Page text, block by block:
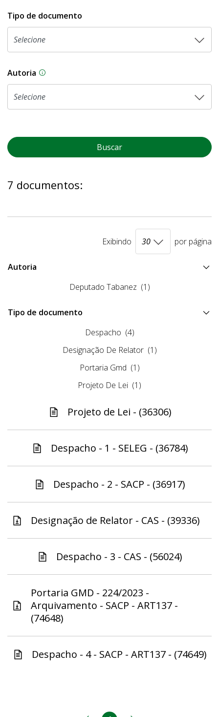
Tipo de documento
Autoria As proposições legislativas na CLDF podem
Buscar
7 documentos:
Exibindo por página
Autoria
Deputado Tabanez (1)
Tipo de documento
Despacho (4)
Designação De Relator (1)
Portaria Gmd (1)
Projeto De Lei (1)
Projeto de Lei - (36306)
Despacho - 1 - SELEG - (36784)
Despacho - 2 - SACP - (36917)
Designação de Relator - CAS - (39336)
Despacho - 3 - CAS - (56024)
Portaria GMD - 224/2023 -
Arquivamento - SACP - ART137 -
(74648)
Despacho - 4 - SACP - ART137 - (74649)